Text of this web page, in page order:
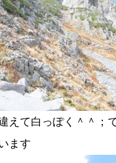
えて白っぽく＾＾；
ます